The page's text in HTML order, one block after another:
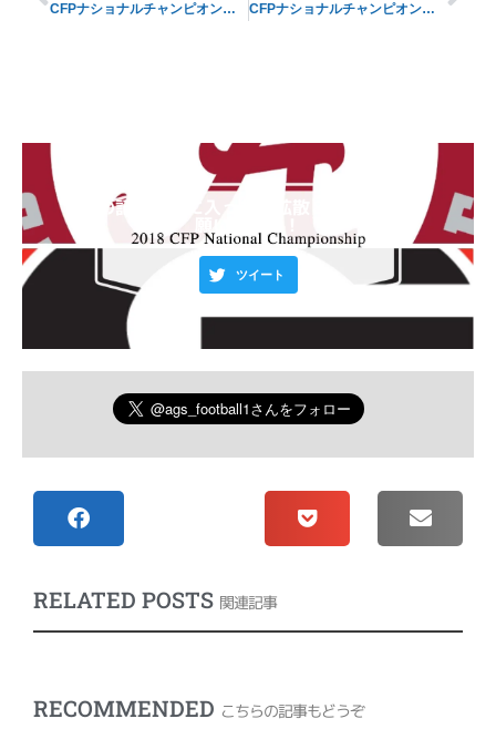
CFPナショナルチャンピオンシップゲームプレビュー③ CFPナショナルチャンピオンシップゲームプレビュー⑤
この記事が気に入ったら拡散＆フォローお
ツイート
RELATED POSTS 関連記事
RECOMMENDED こちらの記事もどうぞ